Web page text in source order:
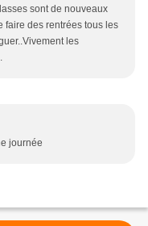
sont de nouveaux
faire des rentrées tous les
les
journée